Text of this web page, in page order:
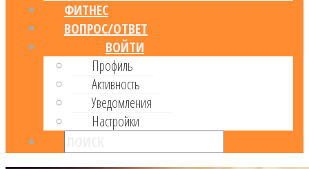
ФИТНЕС
ВОПРОС/ОТВЕТ
ВОЙТИ
Профиль
Активность
Уведомления
Настройки